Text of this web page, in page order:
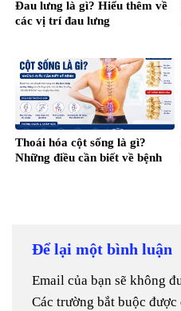
Đau lưng là gì? Hiểu thêm về
các vị trí đau lưng
Thoái hóa cột sống là gì?
Những điều cần biết về bệnh
Để lại một bình luận
Email của bạn sẽ không
Các trường bắt buộc được